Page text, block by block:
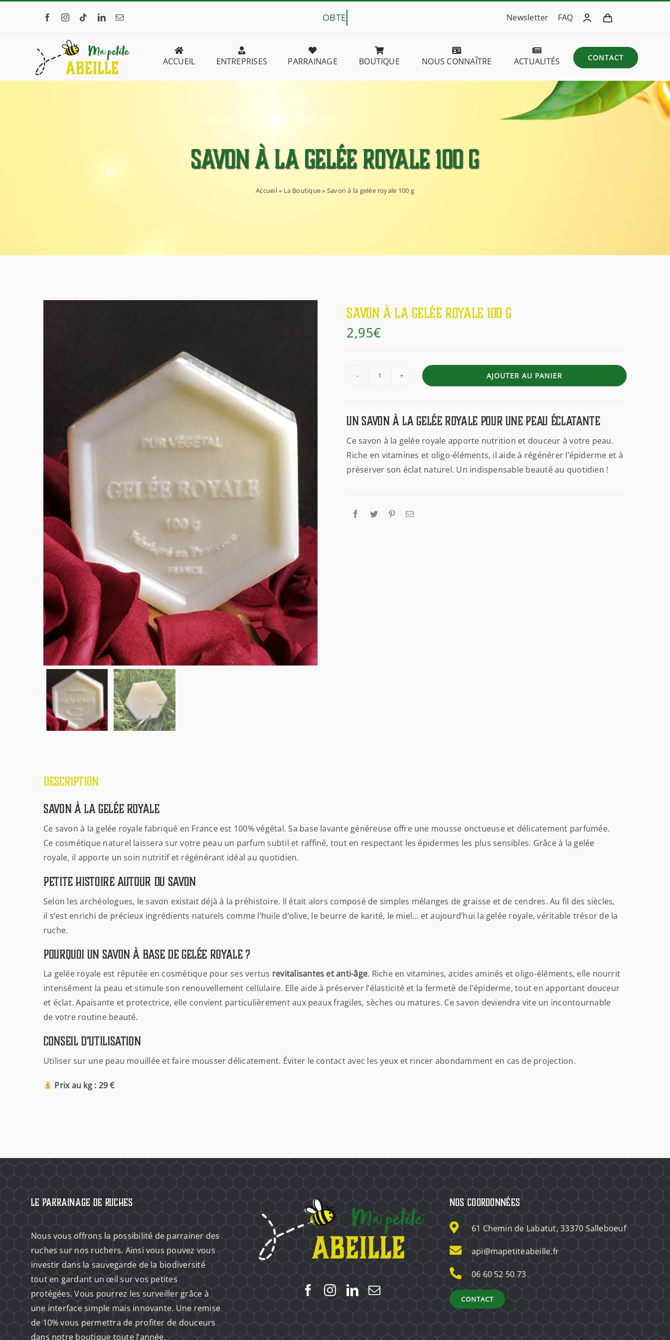
Newsletter FAQ
ACCUEIL ENTREPRISES PARRAINAGE BOUTIQUE NOUS CONNAÎTRE ACTUALITÉS CONTACT
Savon à la gelée royale 100 g
Accueil» La Boutique» Savon à la gelée royale 100 g
Savon à la gelée royale 100 g
2,95€
quantité
Savon
à
la
gelée
royale
AJOUTER AU PANIER
Un savon à la gelée royale pour une peau éclatante
Ce savon à la gelée royale apporte nutrition et douceur à votre peau.
Riche en vitamines et oligo-éléments, il aide à régénérer l’épiderme et à
préserver son éclat naturel. Un indispensable beauté au quotidien !
Description
Savon à la gelée royale
Ce savon à la gelée royale fabriqué en France est 100% végétal. Sa base lavante généreuse offre une mousse onctueuse et délicatement parfumée.
Ce cosmétique naturel laissera sur votre peau un parfum subtil et raffiné, tout en respectant les épidermes les plus sensibles. Grâce à la gelée
royale, il apporte un soin nutritif et régénérant idéal au quotidien.
Petite histoire autour du savon
Selon les archéologues, le savon existait déjà à la préhistoire. Il était alors composé de simples mélanges de graisse et de cendres. Au fil des siècles,
il s’est enrichi de précieux ingrédients naturels comme l’huile d’olive, le beurre de karité, le miel… et aujourd’hui la gelée royale, véritable trésor de la
ruche.
Pourquoi un savon à base de gelée royale ?
La gelée royale est réputée en cosmétique pour ses vertus revitalisantes et anti-âge. Riche en vitamines, acides aminés et oligo-éléments, elle nourrit
intensément la peau et stimule son renouvellement cellulaire. Elle aide à préserver l’élasticité et la fermeté de l’épiderme, tout en apportant douceur
et éclat. Apaisante et protectrice, elle convient particulièrement aux peaux fragiles, sèches ou matures. Ce savon deviendra vite un incontournable
de votre routine beauté.
Conseil d’utilisation
Utiliser sur une peau mouillée et faire mousser délicatement. Éviter le contact avec les yeux et rincer abondamment en cas de projection.
Prix au kg : 29 €
Le Parrainage de Ruches
Nous vous offrons la possibilité de parrainer des
ruches sur nos ruchers. Ainsi vous pouvez vous
investir dans la sauvegarde de la biodiversité
tout en gardant un œil sur vos petites
protégées. Vous pourrez les surveiller grâce à
une interface simple mais innovante. Une remise
de 10% vous permettra de profiter de douceurs
dans notre boutique toute l’année.
Nos coordonnées
61 Chemin de Labatut, 33370 Salleboeuf
api@mapetiteabeille.fr
06 60 52 50 73
CONTACT